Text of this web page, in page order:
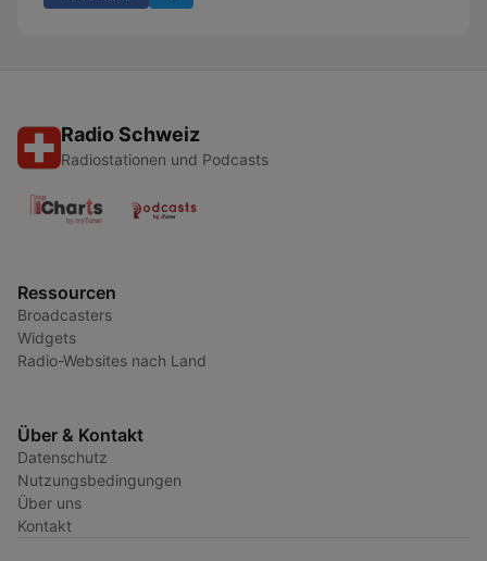
Radio Schweiz
Radiostationen und Podcasts
Ressourcen
Broadcasters
Widgets
Radio-Websites nach Land
Über & Kontakt
Datenschutz
Nutzungsbedingungen
Über uns
Kontakt